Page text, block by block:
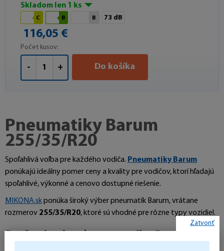
Skladom len 1 ks
C B B 73 dB
116,05 €
Počet kusov:
- + Do košíka
Pneumatiky Barum
255/35/R20
Spoľahlivá voľba pre každého vodiča. Pneumatiky Barum
ponúkajú ideálny pomer ceny a kvality pre vodičov, ktorí hľadajú
spoľahlivé, výkonné a cenovo dostupné riešenie.
MIKONA.skponúka široký výber pneumatík Barum, vrátane
rozmerov 255/35/R20, ktoré sú vhodné pre rôzne typy vozidiel.
Zatvoriť